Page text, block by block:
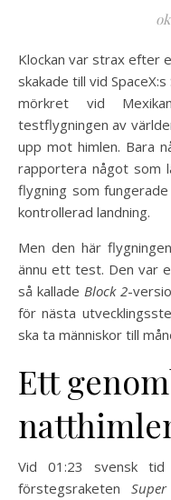
Klockan var strax efter ett på natten svensk tid när marken
skakade till vid
mörkret vid
testflygningen av
upp mot himlen. Bara
rapportera något som
flygning som
kontrollerad landning.
Men den här
ännu ett test. Den var
så kallade Block 2-
för nästa
ska ta människor till
Ett
Vid 01:23 svensk
förstegsraketen